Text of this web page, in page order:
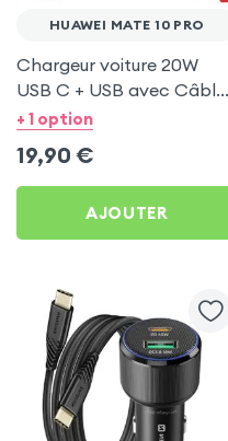
HUAWEI MATE 10 PRO
Chargeur voiture 20W
USB C + USB avec Câble
type C Swissten pour
+ 1 option
19,90 €
AJOUTER